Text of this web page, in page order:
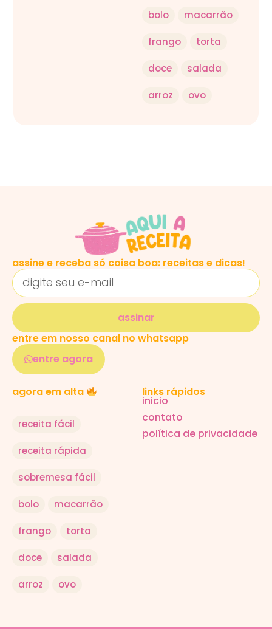
bolo macarrão
frango torta
doce salada
arroz ovo
assine e receba só coisa boa: receitas e dicas!
assinar
entre em nosso canal no whatsapp
entre agora
agora em alta
receita fácil
receita rápida
sobremesa fácil
bolo macarrão
frango torta
doce salada
arroz ovo
links rápidos
inicio
contato
política de privacidade